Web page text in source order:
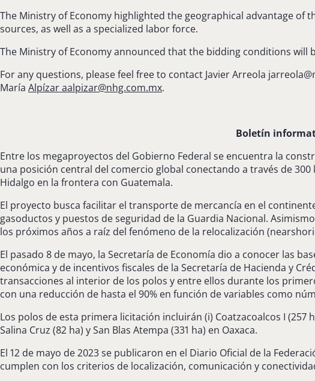
The Ministry of Economy highlighted the geographical advantage
sources, as well as a specialized labor force.
The Ministry of Economy announced that the bidding conditions will
For any questions, please feel free to contact Javier Arreola
María Alpízaraalpizar@nhg.com.mx.
Boletín
Entre los megaproyectos del Gobierno Federal se encuentra la
una posición central del comercio global conectando a través de
Hidalgo en la frontera con Guatemala.
El proyecto busca facilitar el transporte de mercancía en el
gasoductos y puestos de seguridad de la Guardia Nacional.
los próximos años a raíz del fenómeno de la relocalización
El pasado 8 de mayo, la Secretaría de Economía dio a conocer las
económica y de incentivos fiscales de la Secretaría de Hacienda y
transacciones al interior de los polos y entre ellos durante los
con una reducción de hasta el 90% en función de variables como
Los polos de esta primera licitación incluirán (i) Coatzacoalcos I (257
Salina Cruz (82 ha) y San Blas Atempa (331 ha) en Oaxaca.
El 12 de mayo de 2023 se publicaron en el Diario Oficial de la
cumplen con los criterios de localización, comunicación y